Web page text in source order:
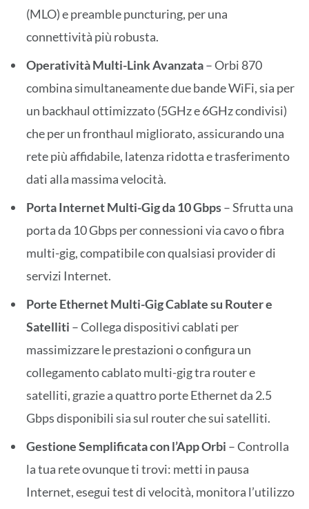
(MLO) e preamble puncturing, per una
connettività più robusta.
Operatività Multi-Link Avanzata– Orbi 870
combina simultaneamente due bande WiFi, sia per
un backhaul ottimizzato (5GHz e 6GHz condivisi)
che per un fronthaul migliorato, assicurando una
rete più affidabile, latenza ridotta e trasferimento
dati alla massima velocità.
Porta Internet Multi-Gig da 10 Gbps– Sfrutta una
porta da 10 Gbps per connessioni via cavo o fibra
multi-gig, compatibile con qualsiasi provider di
servizi Internet.
Porte Ethernet Multi-Gig Cablate su Router e
Satelliti – Collega dispositivi cablati per
massimizzare le prestazioni o configura un
collegamento cablato multi-gig tra router e
satelliti, grazie a quattro porte Ethernet da 2.5
Gbps disponibili sia sul router che sui satelliti.
Gestione Semplificata con l’App Orbi – Controlla
la tua rete ovunque ti trovi: metti in pausa
Internet, esegui test di velocità, monitora l’utilizzo